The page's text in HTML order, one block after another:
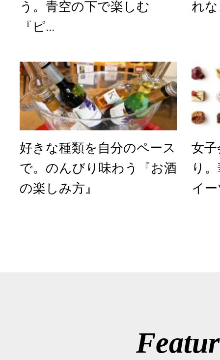
う。青空の下で楽しむ
『ピ...
れ
好きな種類を自分のペース
で。のんびり味わう『お酒
の楽しみ方』
女
り
イ